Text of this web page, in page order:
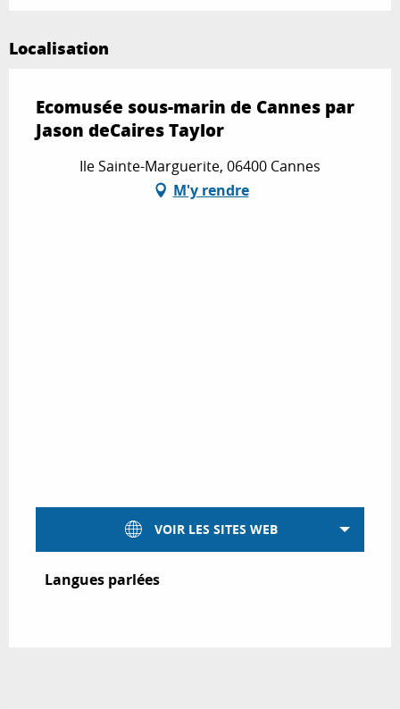
Localisation
Ecomusée sous-marin de Cannes par
Jason deCaires Taylor
Ile Sainte-Marguerite, 06400 Cannes
M'y rendre
VOIR LES SITES WEB
Langues parlées
Langues parlées